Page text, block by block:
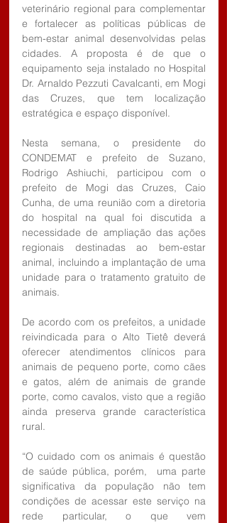
veterinário regional para complementar
e fortalecer as políticas públicas de
bem-estar animal desenvolvidas pelas
cidades. A proposta é de que o
equipamento seja instalado no Hospital
Dr. Arnaldo Pezzuti Cavalcanti, em Mogi
das Cruzes, que tem localização
estratégica e espaço disponível.
Nesta semana, o presidente do
CONDEMAT e prefeito de Suzano,
Rodrigo Ashiuchi, participou com o
prefeito de Mogi das Cruzes, Caio
Cunha, de uma reunião com a diretoria
do hospital na qual foi discutida a
necessidade de ampliação das ações
regionais destinadas ao bem-estar
animal, incluindo a implantação de uma
unidade para o tratamento gratuito de
animais.
De acordo com os prefeitos, a unidade
reivindicada para o Alto Tietê deverá
oferecer atendimentos clínicos para
animais de pequeno porte, como cães
e gatos, além de animais de grande
porte, como cavalos, visto que a região
ainda preserva grande característica
rural.
“O cuidado com os animais é questão
de saúde pública, porém,  uma parte
significativa da população não tem
condições de acessar este serviço na
rede particular, o que vem